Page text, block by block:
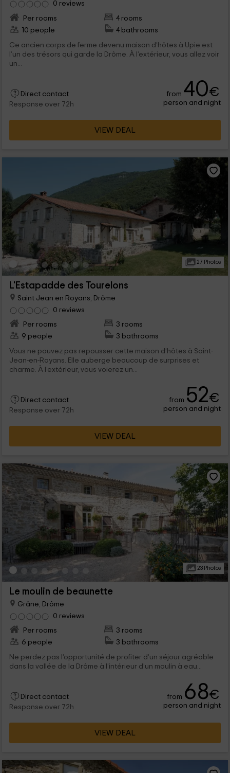
0 reviews
Per rooms
4 rooms
10 people
4 bathrooms
Ce ancien corps de ferme devenu maison d’hôtes à Upie est
l’un des trésors qui garde la Drôme. À l’extérieur, vous allez voir
un...
Direct contact
Response over 72h
from 40€
person and night
VIEW DEAL
27 Photos
L'Estapadde des Tourelons
Saint Jean en Royans, Drôme
0 reviews
Per rooms
3 rooms
9 people
3 bathrooms
Vous ne pouvez pas repousser cette maison d’hôtes à Saint-
Jean-en-Royans. Elle auberge beaucoup de surprises et
charme. À l’extérieur, vous voierez un...
Direct contact
Response over 72h
from 52€
person and night
VIEW DEAL
23 Photos
Le moulin de beaunette
Grâne, Drôme
0 reviews
Per rooms
3 rooms
6 people
3 bathrooms
Ne perdez pas l’opportunité de profiter d’un séjour agréable
dans la vallée de la Drôme à l’intérieur d’un moulin à eau...
Direct contact
Response over 72h
from 68€
person and night
VIEW DEAL